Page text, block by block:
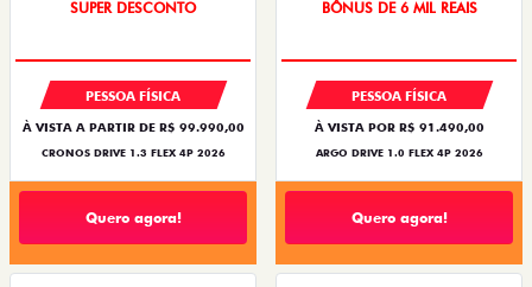
SUPER DESCONTO
PESSOA FÍSICA
À VISTA A PARTIR DE R$ 99.990,00
CRONOS DRIVE 1.3 FLEX 4P 2026
Quero agora!
BÔNUS DE 6 MIL REAIS
PESSOA FÍSICA
À VISTA POR R$ 91.490,00
ARGO DRIVE 1.0 FLEX 4P 2026
Quero agora!